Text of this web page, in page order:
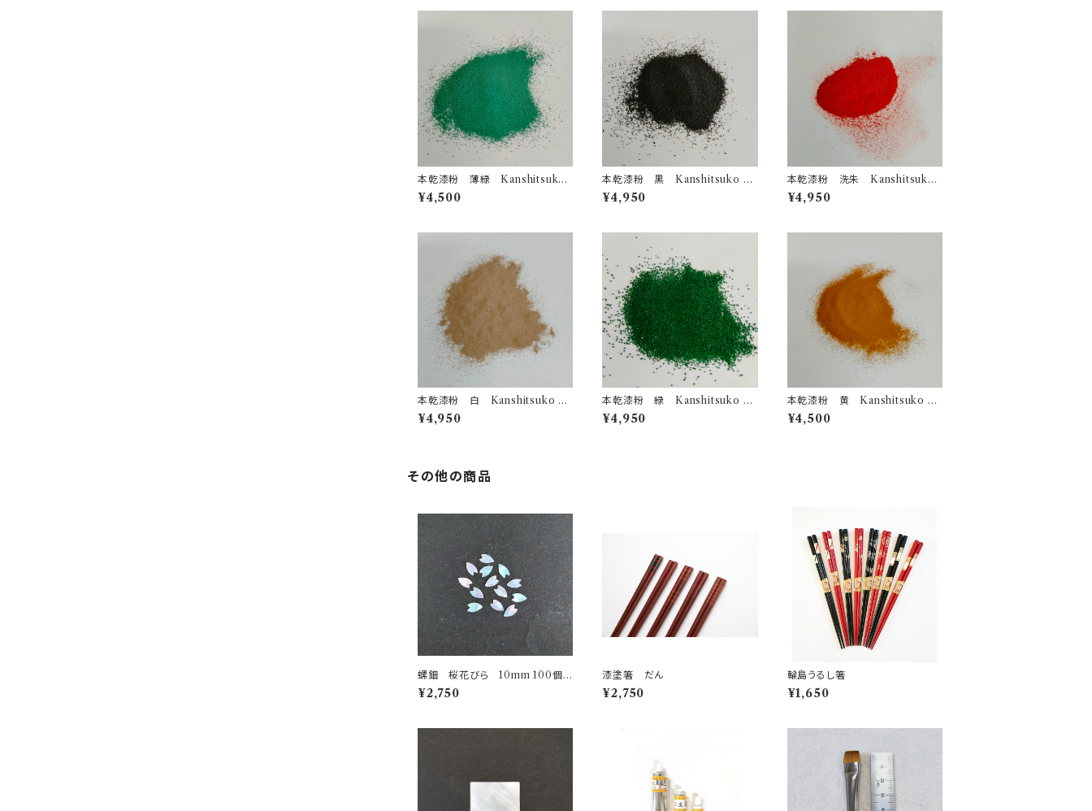
本乾漆粉 薄緑 Kanshitsuko
Urushi powder Light Green
¥4,500
本乾漆粉 黒 Kanshitsuko Ur
ushi powder Black
¥4,950
本乾漆粉 洗朱 Kanshitsuko
Urushi powder Orange
¥4,950
本乾漆粉 白 Kanshitsuko Ur
ushi powder Beige
¥4,950
本乾漆粉 緑 Kanshitsuko Ur
ushi powder Green
¥4,950
本乾漆粉 黄 Kanshitsuko Ur
ushi powder Yellow
¥4,500
その他の商品
螺鈿 桜花びら 10mm 100個 R
aden cherry blossom 100 pie
ces
¥2,750
漆塗箸 だん
¥2,750
輪島うるし箸
¥1,650